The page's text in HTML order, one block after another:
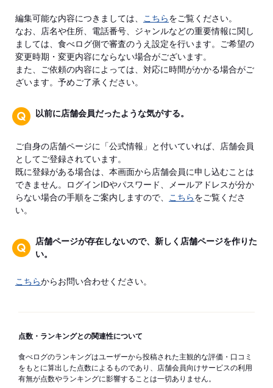
編集可能な内容につきましては、 こちらをご覧ください。
なお、店名や住所、電話番号、ジャンルなどの重要情報に関し
ましては、食べログ側で審査のうえ設定を行います。ご希望の
変更時期・変更内容にならない場合がございます。
また、ご依頼の内容によっては、対応に時間がかかる場合がご
ざいます。予めご了承ください。
以前に店舗会員だったような気がする。
ご自身の店舗ページに「公式情報」と付いていれば、店舗会員
としてご登録されています。
既に登録がある場合は、本画面から店舗会員に申し込むことは
できません。ログインIDやパスワード、メールアドレスが分か
らない場合の手順をご案内しますので、
こちらをご覧くださ
い。
店舗ページが存在しないので、新しく店舗ページを作りた
い。
こちらからお問い合わせください。
点数・ランキングとの関連性について
食べログのランキングはユーザーから投稿された主観的な評価・口コミ
をもとに算出した点数によるものであり、店舗会員向けサービスの利用
有無が点数やランキングに影響することは一切ありません。